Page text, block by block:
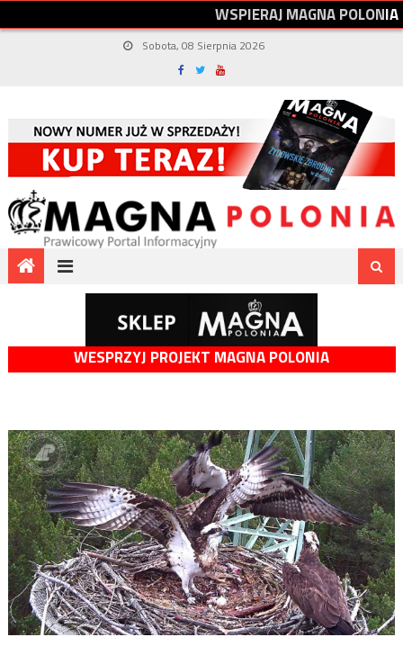
WSPIERAJMAGNAPOLONIA
Sobota, 08 Sierpnia 2026
WESPRZYJ PROJEKT MAGNA POLONIA